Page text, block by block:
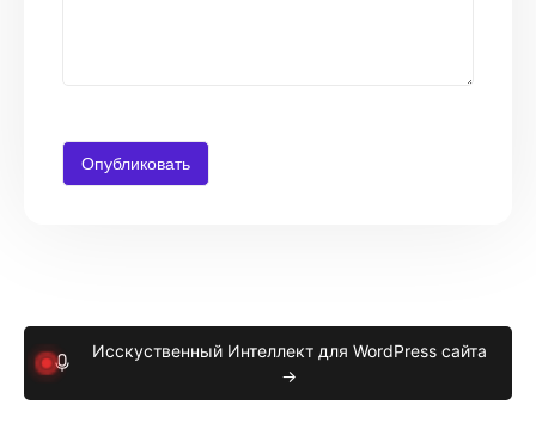
Исскуственный Интеллект для WordPress сайта
→